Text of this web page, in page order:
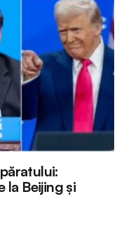
la Beijing și